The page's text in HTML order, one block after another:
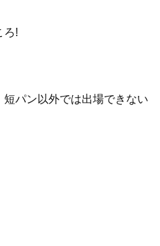
ろ!
短パン以外では出場できない